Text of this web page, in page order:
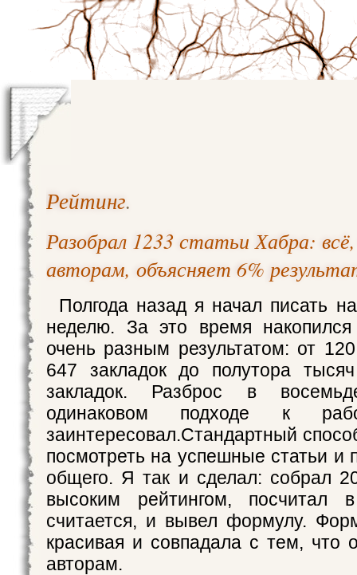
Рейтинг.
Разобрал 1233 статьи Хабра:
авторам, объясняет 6%
Полгода назад я начал писать
неделю. За это время
очень разным результатом: от
647 закладок до полутора
закладок. Разброс в
одинаковом подходе к
заинтересовал.Стандартный
посмотреть на успешные статьи и
общего. Я так и сделал: собрал
высоким рейтингом,
считается, и вывел формулу.
красивая и совпадала с тем, что
авторам.